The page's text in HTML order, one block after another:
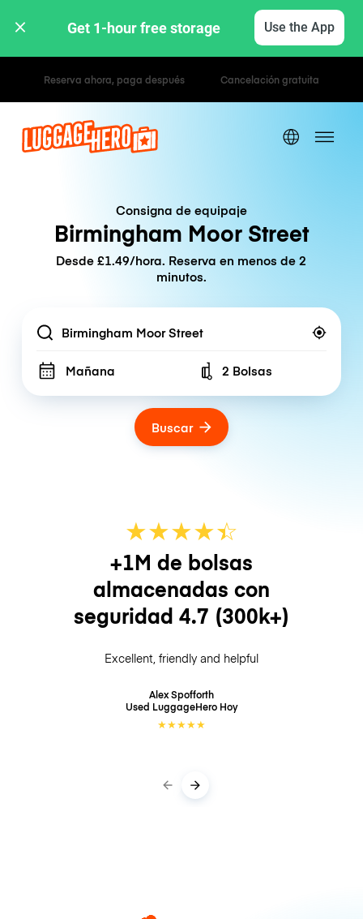
Get 1-hour free storage Use the App
Tarifas por hora / día
Consigna de equipaje
Birmingham Moor Street
Desde £1.49/hora. Reserva en menos de 2
minutos.
Location
Mañana Number of bags
2 Bolsas
Buscar
★★★★☆
★
+1M de bolsas
almacenadas con
seguridad 4.7 (300k+)
Excellent, friendly and helpful
Alex Spofforth
Used LuggageHero Hoy
★★★★★